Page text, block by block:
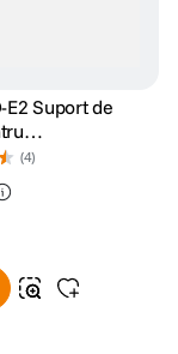
E2 Suport de
(4)